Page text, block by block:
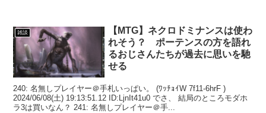
雑談
【MTG】ネクロドミナンスは使わ
れそう？ ポーテンスの方を語れ
るおじさんたちが過去に思いを馳
せる
240: 名無しプレイヤー＠手札いっぱい。 (ﾜｯﾁｮｲW 7f11-6hrF )
2024/06/08(土) 19:13:51.12 ID:LjnIt41u0 でさ、 結局のところモダホ
ラ3は買いなん？ 241: 名無しプレイヤー＠手...